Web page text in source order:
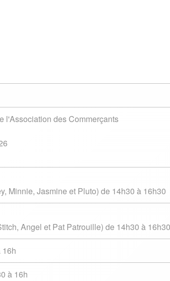
l'Association des Commerçants
Minnie, Jasmine et Pluto) de 14h30 à 16h30
Angel et Pat Patrouille) de 14h30 à
16h
à 16h